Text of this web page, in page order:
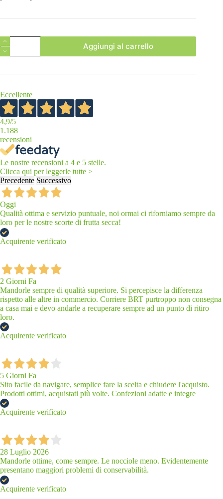
Farina
di
Cocco
Aggiungi al carrello
Eccellente
4,9/5
1.188
recensioni
Le nostre recensioni a 4 e 5 stelle.
Clicca qui per leggerle tutte >
Precedente Successivo
Oggi
Qualità ottima e servizio puntuale, noi ormai ci riforniamo sempre da
loro per le nostre scorte di frutta secca!
Acquirente verificato
2 Giorni Fa
Mandorle sempre di qualità superiore. Si percepisce la differenza
rispetto alle altre in commercio. Corriere BRT purtroppo non consegna
a casa mai e devo andarle a recuperare sempre ad un punto di ritiro
loro.
Acquirente verificato
5 Giorni Fa
Sito facile da navigare, semplice fare la scelta e chiudere l'acquisto.
Prodotti ottimi, acquistati più volte. Confezioni adatte e integre
Acquirente verificato
28 Luglio 2026
Mandorle ottime, come sempre. Le nocciole meno. Evidentemente
presentano maggiori problemi di conservabilità.
Acquirente verificato